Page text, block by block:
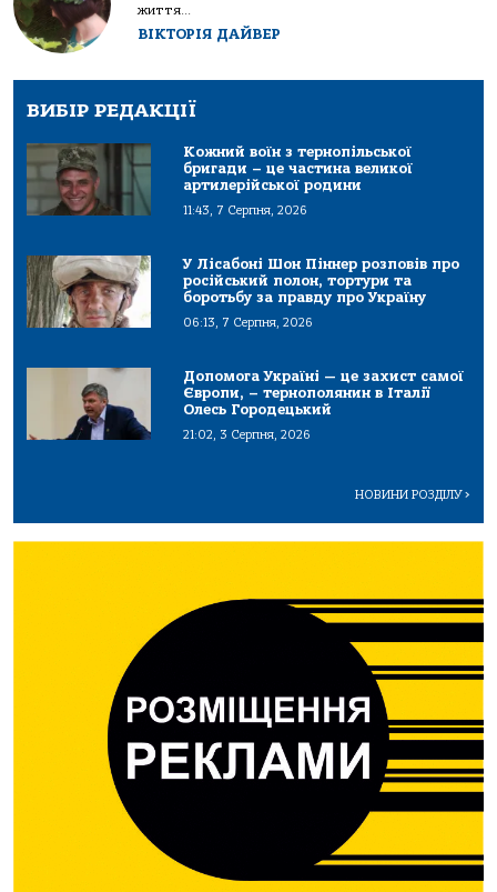
життя...
ВІКТОРІЯ ДАЙВЕР
ВИБІР РЕДАКЦІЇ
Кожний воїн з тернопільської
бригади – це частина великої
артилерійської родини
11:43, 7 Серпня, 2026
У Лісабоні Шон Піннер розповів про
російський полон, тортури та
боротьбу за правду про Україну
06:13, 7 Серпня, 2026
Допомога Україні — це захист самої
Європи, – тернополянин в Італії
Олесь Городецький
21:02, 3 Серпня, 2026
НОВИНИ РОЗДІЛУ>